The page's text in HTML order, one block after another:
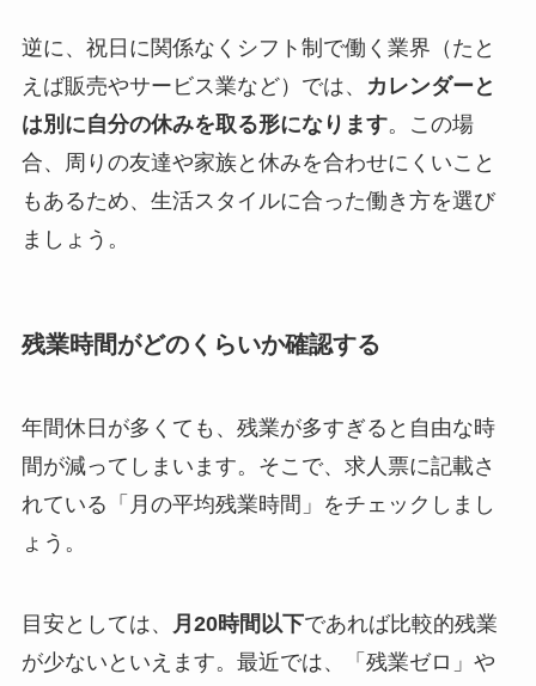
逆に、祝日に関係なくシフト制で働く業界（たと
えば販売やサービス業など）では、
カレンダーと
は別に自分の休みを取る形になります。この場
合、周りの友達や家族と休みを合わせにくいこと
もあるため、生活スタイルに合った働き方を選び
ましょう。
残業時間がどのくらいか確認する
年間休日が多くても、残業が多すぎると自由な時
間が減ってしまいます。そこで、求人票に記載さ
れている「月の平均残業時間」をチェックしまし
ょう。
目安としては、 月20時間以下であれば比較的残業
が少ないといえます。最近では、「残業ゼロ」や